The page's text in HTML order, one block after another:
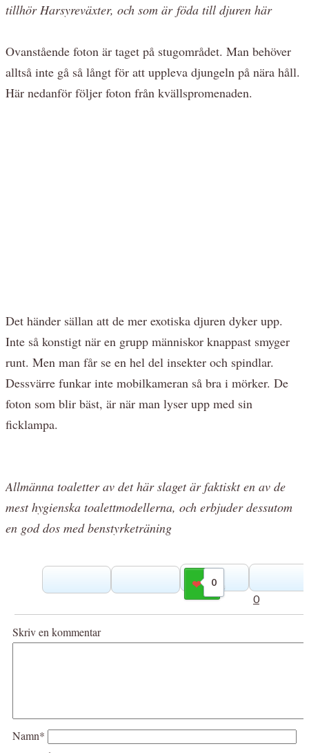
tillhör Harsyreväxter, och som ärföda till djuren här
Ovanstående foton är taget på stugområdet. Man behöver
alltså inte gå så långt för att uppleva djungeln på nära håll.
Här nedanför följer foton från kvällspromenaden.
Det händer sällan att de mer exotiska djuren dyker upp.
Inte så konstigt när en grupp människor knappast smyger
runt. Men man får se en hel del insekter och spindlar.
Dessvärre funkar inte mobilkameran så bra i mörker. De
foton som blir bäst, är när man lyser upp med sin
ficklampa.
Allmänna toaletter av det här slaget är faktiskt en av de
mest hygienska toalettmodellerna, och erbjuder dessutom
en god dos med benstyrketräning
0
Gilla
0
Skriv en kommentar
Namn*